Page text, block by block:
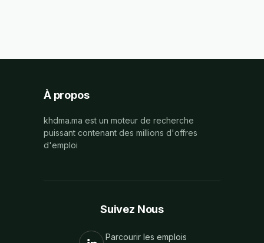
À propos
khdma.ma est un moteur de recherche
puissant contenant des millions d'offres
d'emploi
Suivez Nous
Parcourir les emplois